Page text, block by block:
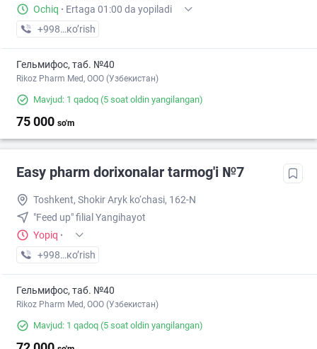
Ochiq · Ertaga 01:00 da yopiladi
+998 (97) XXX-XX-XX
кo’rish
Гельмифос, таб. №40
Rikoz Pharm Med, OOO (Узбекистан)
Mavjud: 1 qadoq (5 soat oldin yangilangan)
75 000 so'm
Easy pharm dorixonalar tarmog'i №7
Toshkent, Shokir Aryk ko‘chasi, 162-N
"Feed up" filial Yangihayot
Yopiq ·
+998 (95) XXX-XX-XX
кo’rish
Гельмифос, таб. №40
Rikoz Pharm Med, OOO (Узбекистан)
Mavjud: 1 qadoq (5 soat oldin yangilangan)